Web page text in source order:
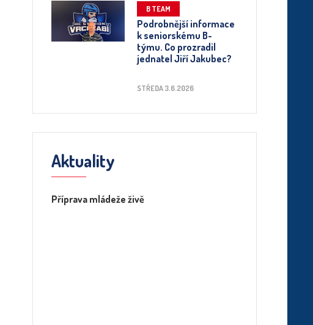
B TEAM
Podrobnější informace
k seniorskému B-
týmu. Co prozradil
jednatel Jiří Jakubec?
STŘEDA 3.6.2026
Aktuality
Příprava mládeže živě